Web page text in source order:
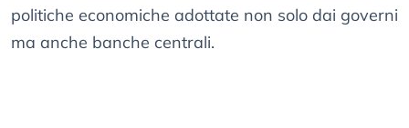
politiche economiche adottate non solo dai governi
ma anche banche centrali.